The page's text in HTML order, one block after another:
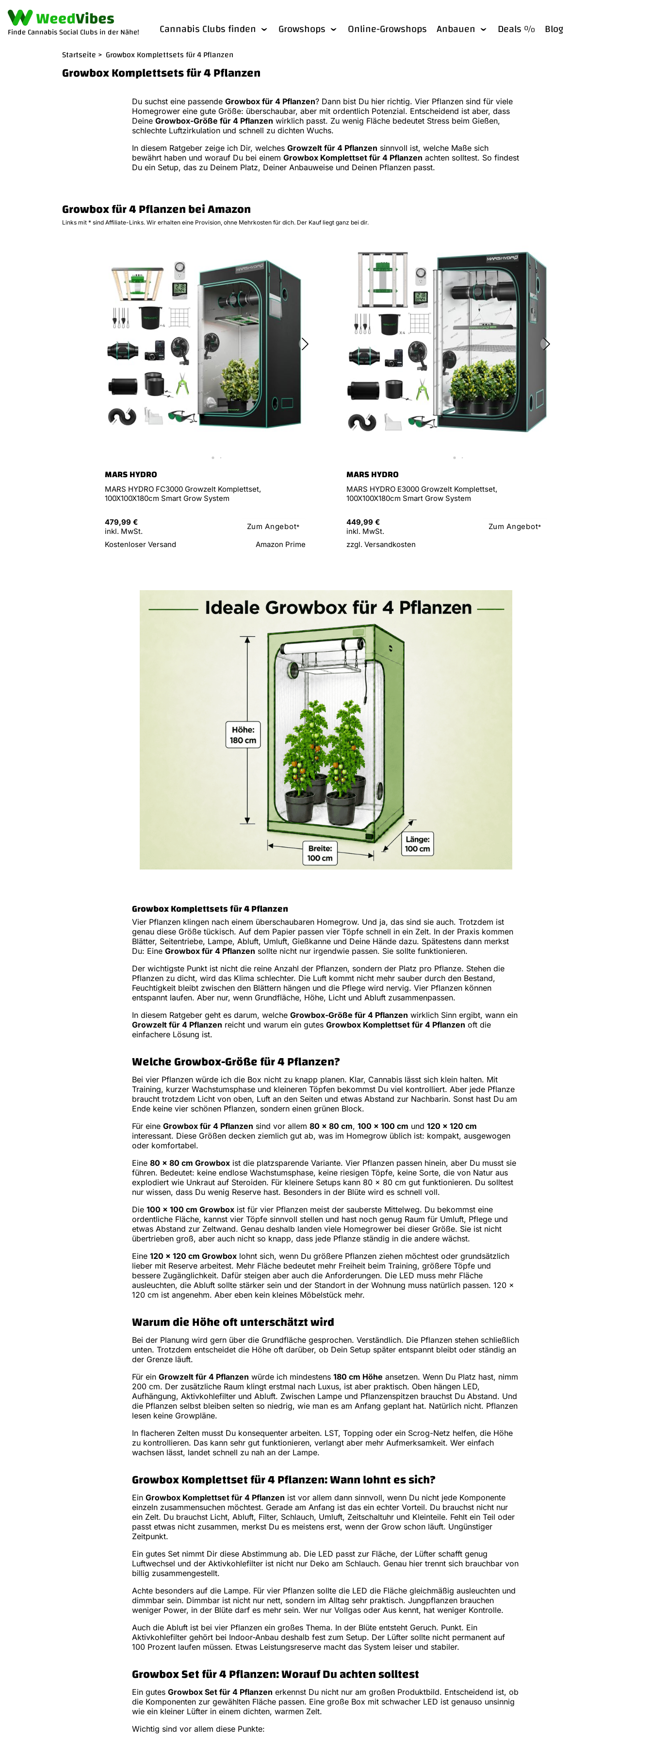
Finde Cannabis Social Clubs in der Nähe! Cannabis Clubs finden Growshops Online-Growshops Anbauen Deals % Blog
Startseite > Growbox Komplettsets für 4 Pflanzen
Growbox Komplettsets für 4 Pflanzen
Du suchst eine passende Growbox für 4 Pflanzen? Dann bist Du hier richtig. Vier Pflanzen sind für viele
Homegrower eine gute Größe: überschaubar, aber mit ordentlich Potenzial. Entscheidend ist aber, dass
Deine Growbox-Größe für 4 Pflanzen wirklich passt. Zu wenig Fläche bedeutet Stress beim Gießen,
schlechte Luftzirkulation und schnell zu dichten Wuchs.
In diesem Ratgeber zeige ich Dir, welches Growzelt für 4 Pflanzen sinnvoll ist, welche Maße sich
bewährt haben und worauf Du bei einem Growbox Komplettset für 4 Pflanzen achten solltest. So findest
Du ein Setup, das zu Deinem Platz, Deiner Anbauweise und Deinen Pflanzen passt.
Growbox für 4 Pflanzen bei Amazon
Links mit * sind Affiliate-Links. Wir erhalten eine Provision, ohne Mehrkosten für dich. Der Kauf liegt ganz bei dir.
MARS HYDRO
MARS HYDRO FC3000 Growzelt Komplettset,
100X100X180cm Smart Grow System
479,99 €
inkl. MwSt.
Zum Angebot*
Kostenloser Versand Amazon Prime
MARS HYDRO
MARS HYDRO E3000 Growzelt Komplettset,
100X100X180cm Smart Grow System
449,99 €
inkl. MwSt.
Zum Angebot*
zzgl. Versandkosten
Growbox Komplettsets für 4 Pflanzen
Vier Pflanzen klingen nach einem überschaubaren Homegrow. Und ja, das sind sie auch. Trotzdem ist
genau diese Größe tückisch. Auf dem Papier passen vier Töpfe schnell in ein Zelt. In der Praxis kommen
Blätter, Seitentriebe, Lampe, Abluft, Umluft, Gießkanne und Deine Hände dazu. Spätestens dann merkst
Du: Eine Growbox für 4 Pflanzen sollte nicht nur irgendwie passen. Sie sollte funktionieren.
Der wichtigste Punkt ist nicht die reine Anzahl der Pflanzen, sondern der Platz pro Pflanze. Stehen die
Pflanzen zu dicht, wird das Klima schlechter. Die Luft kommt nicht mehr sauber durch den Bestand,
Feuchtigkeit bleibt zwischen den Blättern hängen und die Pflege wird nervig. Vier Pflanzen können
entspannt laufen. Aber nur, wenn Grundfläche, Höhe, Licht und Abluft zusammenpassen.
In diesem Ratgeber geht es darum, welche Growbox-Größe für 4 Pflanzen wirklich Sinn ergibt, wann ein
Growzelt für 4 Pflanzen reicht und warum ein gutes Growbox Komplettset für 4 Pflanzen oft die
einfachere Lösung ist.
Welche Growbox-Größe für 4 Pflanzen?
Bei vier Pflanzen würde ich die Box nicht zu knapp planen. Klar, Cannabis lässt sich klein halten. Mit
Training, kurzer Wachstumsphase und kleineren Töpfen bekommst Du viel kontrolliert. Aber jede Pflanze
braucht trotzdem Licht von oben, Luft an den Seiten und etwas Abstand zur Nachbarin. Sonst hast Du am
Ende keine vier schönen Pflanzen, sondern einen grünen Block.
Für eine Growbox für 4 Pflanzen sind vor allem 80 x 80 cm, 100 x 100 cm und 120 x 120 cm
interessant. Diese Größen decken ziemlich gut ab, was im Homegrow üblich ist: kompakt, ausgewogen
oder komfortabel.
Eine 80 x 80 cm Growbox ist die platzsparende Variante. Vier Pflanzen passen hinein, aber Du musst sie
führen. Bedeutet: keine endlose Wachstumsphase, keine riesigen Töpfe, keine Sorte, die von Natur aus
explodiert wie Unkraut auf Steroiden. Für kleinere Setups kann 80 x 80 cm gut funktionieren. Du solltest
nur wissen, dass Du wenig Reserve hast. Besonders in der Blüte wird es schnell voll.
Die 100 x 100 cm Growbox ist für vier Pflanzen meist der sauberste Mittelweg. Du bekommst eine
ordentliche Fläche, kannst vier Töpfe sinnvoll stellen und hast noch genug Raum für Umluft, Pflege und
etwas Abstand zur Zeltwand. Genau deshalb landen viele Homegrower bei dieser Größe. Sie ist nicht
übertrieben groß, aber auch nicht so knapp, dass jede Pflanze ständig in die andere wächst.
Eine 120 x 120 cm Growbox lohnt sich, wenn Du größere Pflanzen ziehen möchtest oder grundsätzlich
lieber mit Reserve arbeitest. Mehr Fläche bedeutet mehr Freiheit beim Training, größere Töpfe und
bessere Zugänglichkeit. Dafür steigen aber auch die Anforderungen. Die LED muss mehr Fläche
ausleuchten, die Abluft sollte stärker sein und der Standort in der Wohnung muss natürlich passen. 120 x
120 cm ist angenehm. Aber eben kein kleines Möbelstück mehr.
Warum die Höhe oft unterschätzt wird
Bei der Planung wird gern über die Grundfläche gesprochen. Verständlich. Die Pflanzen stehen schließlich
unten. Trotzdem entscheidet die Höhe oft darüber, ob Dein Setup später entspannt bleibt oder ständig an
der Grenze läuft.
Für ein Growzelt für 4 Pflanzen würde ich mindestens 180 cm Höhe ansetzen. Wenn Du Platz hast, nimm
200 cm. Der zusätzliche Raum klingt erstmal nach Luxus, ist aber praktisch. Oben hängen LED,
Aufhängung, Aktivkohlefilter und Abluft. Zwischen Lampe und Pflanzenspitzen brauchst Du Abstand. Und
die Pflanzen selbst bleiben selten so niedrig, wie man es am Anfang geplant hat. Natürlich nicht. Pflanzen
lesen keine Growpläne.
In flacheren Zelten musst Du konsequenter arbeiten. LST, Topping oder ein Scrog-Netz helfen, die Höhe
zu kontrollieren. Das kann sehr gut funktionieren, verlangt aber mehr Aufmerksamkeit. Wer einfach
wachsen lässt, landet schnell zu nah an der Lampe.
Growbox Komplettset für 4 Pflanzen: Wann lohnt es sich?
Ein Growbox Komplettset für 4 Pflanzen ist vor allem dann sinnvoll, wenn Du nicht jede Komponente
einzeln zusammensuchen möchtest. Gerade am Anfang ist das ein echter Vorteil. Du brauchst nicht nur
ein Zelt. Du brauchst Licht, Abluft, Filter, Schlauch, Umluft, Zeitschaltuhr und Kleinteile. Fehlt ein Teil oder
passt etwas nicht zusammen, merkst Du es meistens erst, wenn der Grow schon läuft. Ungünstiger
Zeitpunkt.
Ein gutes Set nimmt Dir diese Abstimmung ab. Die LED passt zur Fläche, der Lüfter schafft genug
Luftwechsel und der Aktivkohlefilter ist nicht nur Deko am Schlauch. Genau hier trennt sich brauchbar von
billig zusammengestellt.
Achte besonders auf die Lampe. Für vier Pflanzen sollte die LED die Fläche gleichmäßig ausleuchten und
dimmbar sein. Dimmbar ist nicht nur nett, sondern im Alltag sehr praktisch. Jungpflanzen brauchen
weniger Power, in der Blüte darf es mehr sein. Wer nur Vollgas oder Aus kennt, hat weniger Kontrolle.
Auch die Abluft ist bei vier Pflanzen ein großes Thema. In der Blüte entsteht Geruch. Punkt. Ein
Aktivkohlefilter gehört bei Indoor-Anbau deshalb fest zum Setup. Der Lüfter sollte nicht permanent auf
100 Prozent laufen müssen. Etwas Leistungsreserve macht das System leiser und stabiler.
Growbox Set für 4 Pflanzen: Worauf Du achten solltest
Ein gutes Growbox Set für 4 Pflanzen erkennst Du nicht nur am großen Produktbild. Entscheidend ist, ob
die Komponenten zur gewählten Fläche passen. Eine große Box mit schwacher LED ist genauso unsinnig
wie ein kleiner Lüfter in einem dichten, warmen Zelt.
Wichtig sind vor allem diese Punkte: